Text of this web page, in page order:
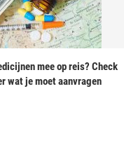
mee op reis? Check
wat je moet aanvragen